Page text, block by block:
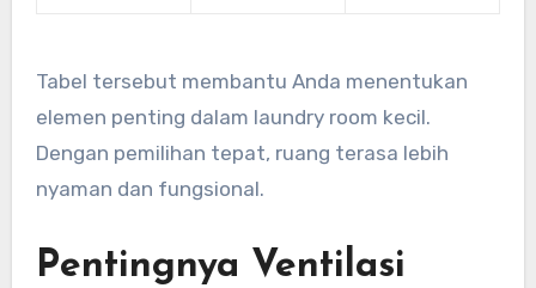
Tabel tersebut membantu Anda menentukan
elemen penting dalam laundry room kecil.
Dengan pemilihan tepat, ruang terasa lebih
nyaman dan fungsional.
Pentingnya Ventilasi